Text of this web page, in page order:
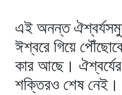
এই অনন্ত
ঈশ্বরে গিয়ে
কার আছে।
শক্তিরও শেষ